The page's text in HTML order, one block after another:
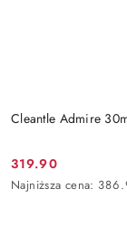
Cleantle Admire
Cena
promocyjna:
319.90
Najniższa
Najniższa cena: